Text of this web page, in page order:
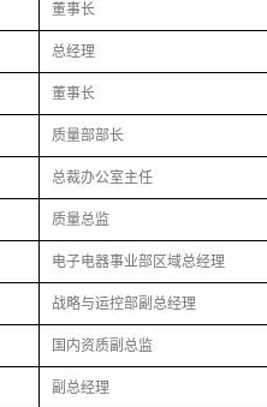
董事长
总经理
董事长
质量部部长
总裁办公室主任
质量总监
电子电器事业部区域总经理
战略与运控部副总经理
国内资质副总监
副总经理